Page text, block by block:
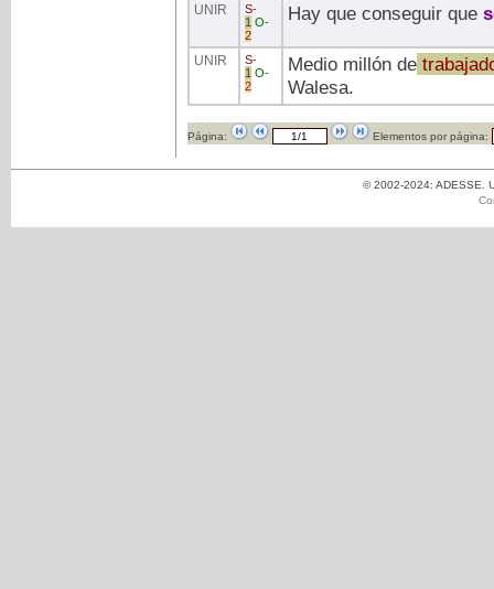
UNIR S-
1 O-
2
Hay que conseguir que
UNIR S-
1 O-
2
Medio millón de
Walesa.
Página: Elementos por página:
© 2002-2024: ADESSE.